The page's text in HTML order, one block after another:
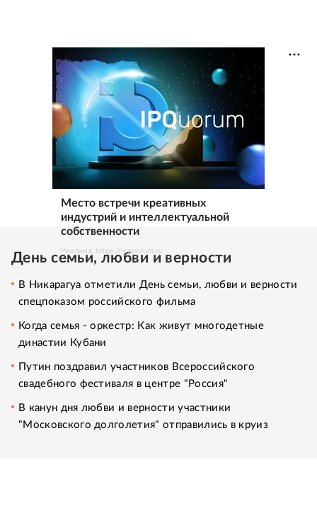
Место встречи креативных
индустрий и интеллектуальной
собственности
Реклама. https://ipquorum.ru
День семьи, любви и верности
В Никарагуа отметили День семьи, любви и верности
спецпоказом российского фильма
Когда семья - оркестр: Как живут многодетные
династии Кубани
Путин поздравил участников Всероссийского
свадебного фестиваля в центре "Россия"
В канун дня любви и верности участники
"Московского долголетия" отправились в круиз